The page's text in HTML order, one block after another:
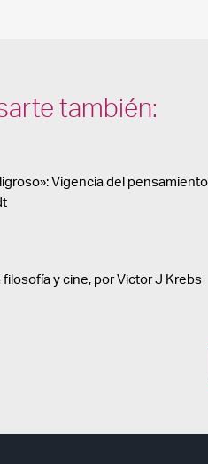
también:
Vigencia del
y cine, por Victor J Krebs